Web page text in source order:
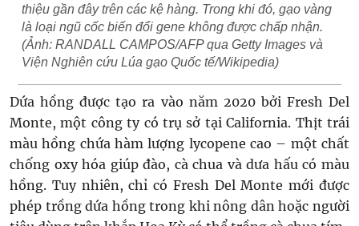
thiệu gần đây trên các kệ hàng. Trong khi đó, gạo vàng
là loại ngũ cốc biến đổi gene không được chấp nhận.
(Ảnh: RANDALL CAMPOS/AFP qua Getty Images và
Viện Nghiên cứu Lúa gạo Quốc tế/Wikipedia)
Dứa hồng được tạo ra vào năm 2020 bởi Fresh Del
Monte, một công ty có trụ sở tại California. Thịt trái
màu hồng chứa hàm lượng lycopene cao – một chất
chống oxy hóa giúp đào, cà chua và dưa hấu có màu
hồng. Tuy nhiên, chỉ có Fresh Del Monte mới được
phép trồng dứa hồng trong khi nông dân hoặc người